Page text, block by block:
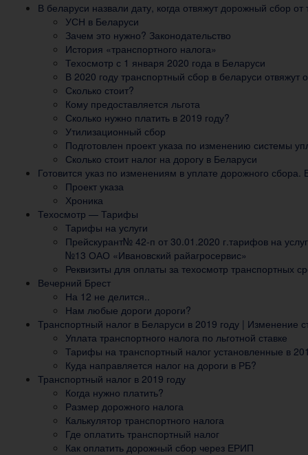
В беларуси назвали дату, когда отвяжут дорожный сбор от
УСН в Беларуси
Зачем это нужно? Законодательство
История «транспортного налога»
Техосмотр с 1 января 2020 года в Беларуси
В 2020 году транспортный сбор в беларуси отвяжут
Сколько стоит?
Кому предоставляется льгота
Сколько нужно платить в 2019 году?
Утилизационный сбор
Подготовлен проект указа по изменению системы
Сколько стоит налог на дорогу в Беларуси
Готовится указ по изменениям в уплате дорожного сбора.
Проект указа
Хроника
Техосмотр — Тарифы
Тарифы на услуги
Прейскурант№ 42-п от 30.01.2020 г.тарифов на
№13 ОАО «Ивановский райагросервис»
Реквизиты для оплаты за техосмотр транспортных
Вечерний Брест
На 12 не делится..
Нам любые дороги дороги?
Транспортный налог в Беларуси в 2019 году | Изменение
Уплата транспортного налога по льготной ставке
Тарифы на транспортный налог установленные в
Куда направляется налог на дороги в РБ?
Транспортный налог в 2019 году
Когда нужно платить?
Размер дорожного налога
Калькулятор транспортного налога
Где оплатить транспортный налог
Как оплатить дорожный сбор через ЕРИП